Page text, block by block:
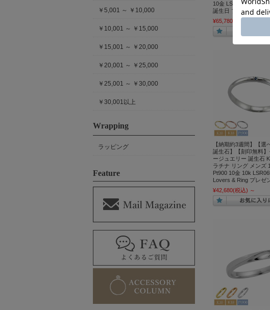
10金 LSR0671WG
誕生日 プレゼント 記
¥65,780
【納期約3週間】【選
誕生石】【刻印無料
ージュエリー 誕生石
ラチナ リング メンズ
Pt900 10金 10k
Lovers & Ring プレゼ
¥42,680(税込) ～
￥5,001 ～ ￥10,000
￥10,001 ～ ￥15,000
￥15,001 ～ ￥20,000
￥20,001 ～ ￥25,000
￥25,001 ～ ￥30,000
￥30,001以上
Wrapping
ラッピング
Feature